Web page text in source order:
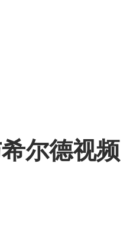
尔德视频